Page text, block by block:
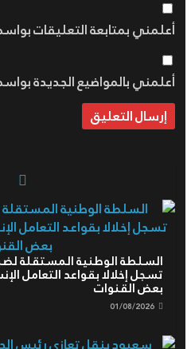
أعلمني بمتابعة التعليقات
أعلمني بالمواضيع الجديدة
السلطة الوطنية المستقلة
تسجل إخلالا بقواعد التعامل
بعض القنوات
01/08/2026